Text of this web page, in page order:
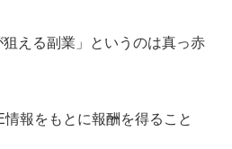
える副業」というのは真っ赤
報をもとに報酬を得ること